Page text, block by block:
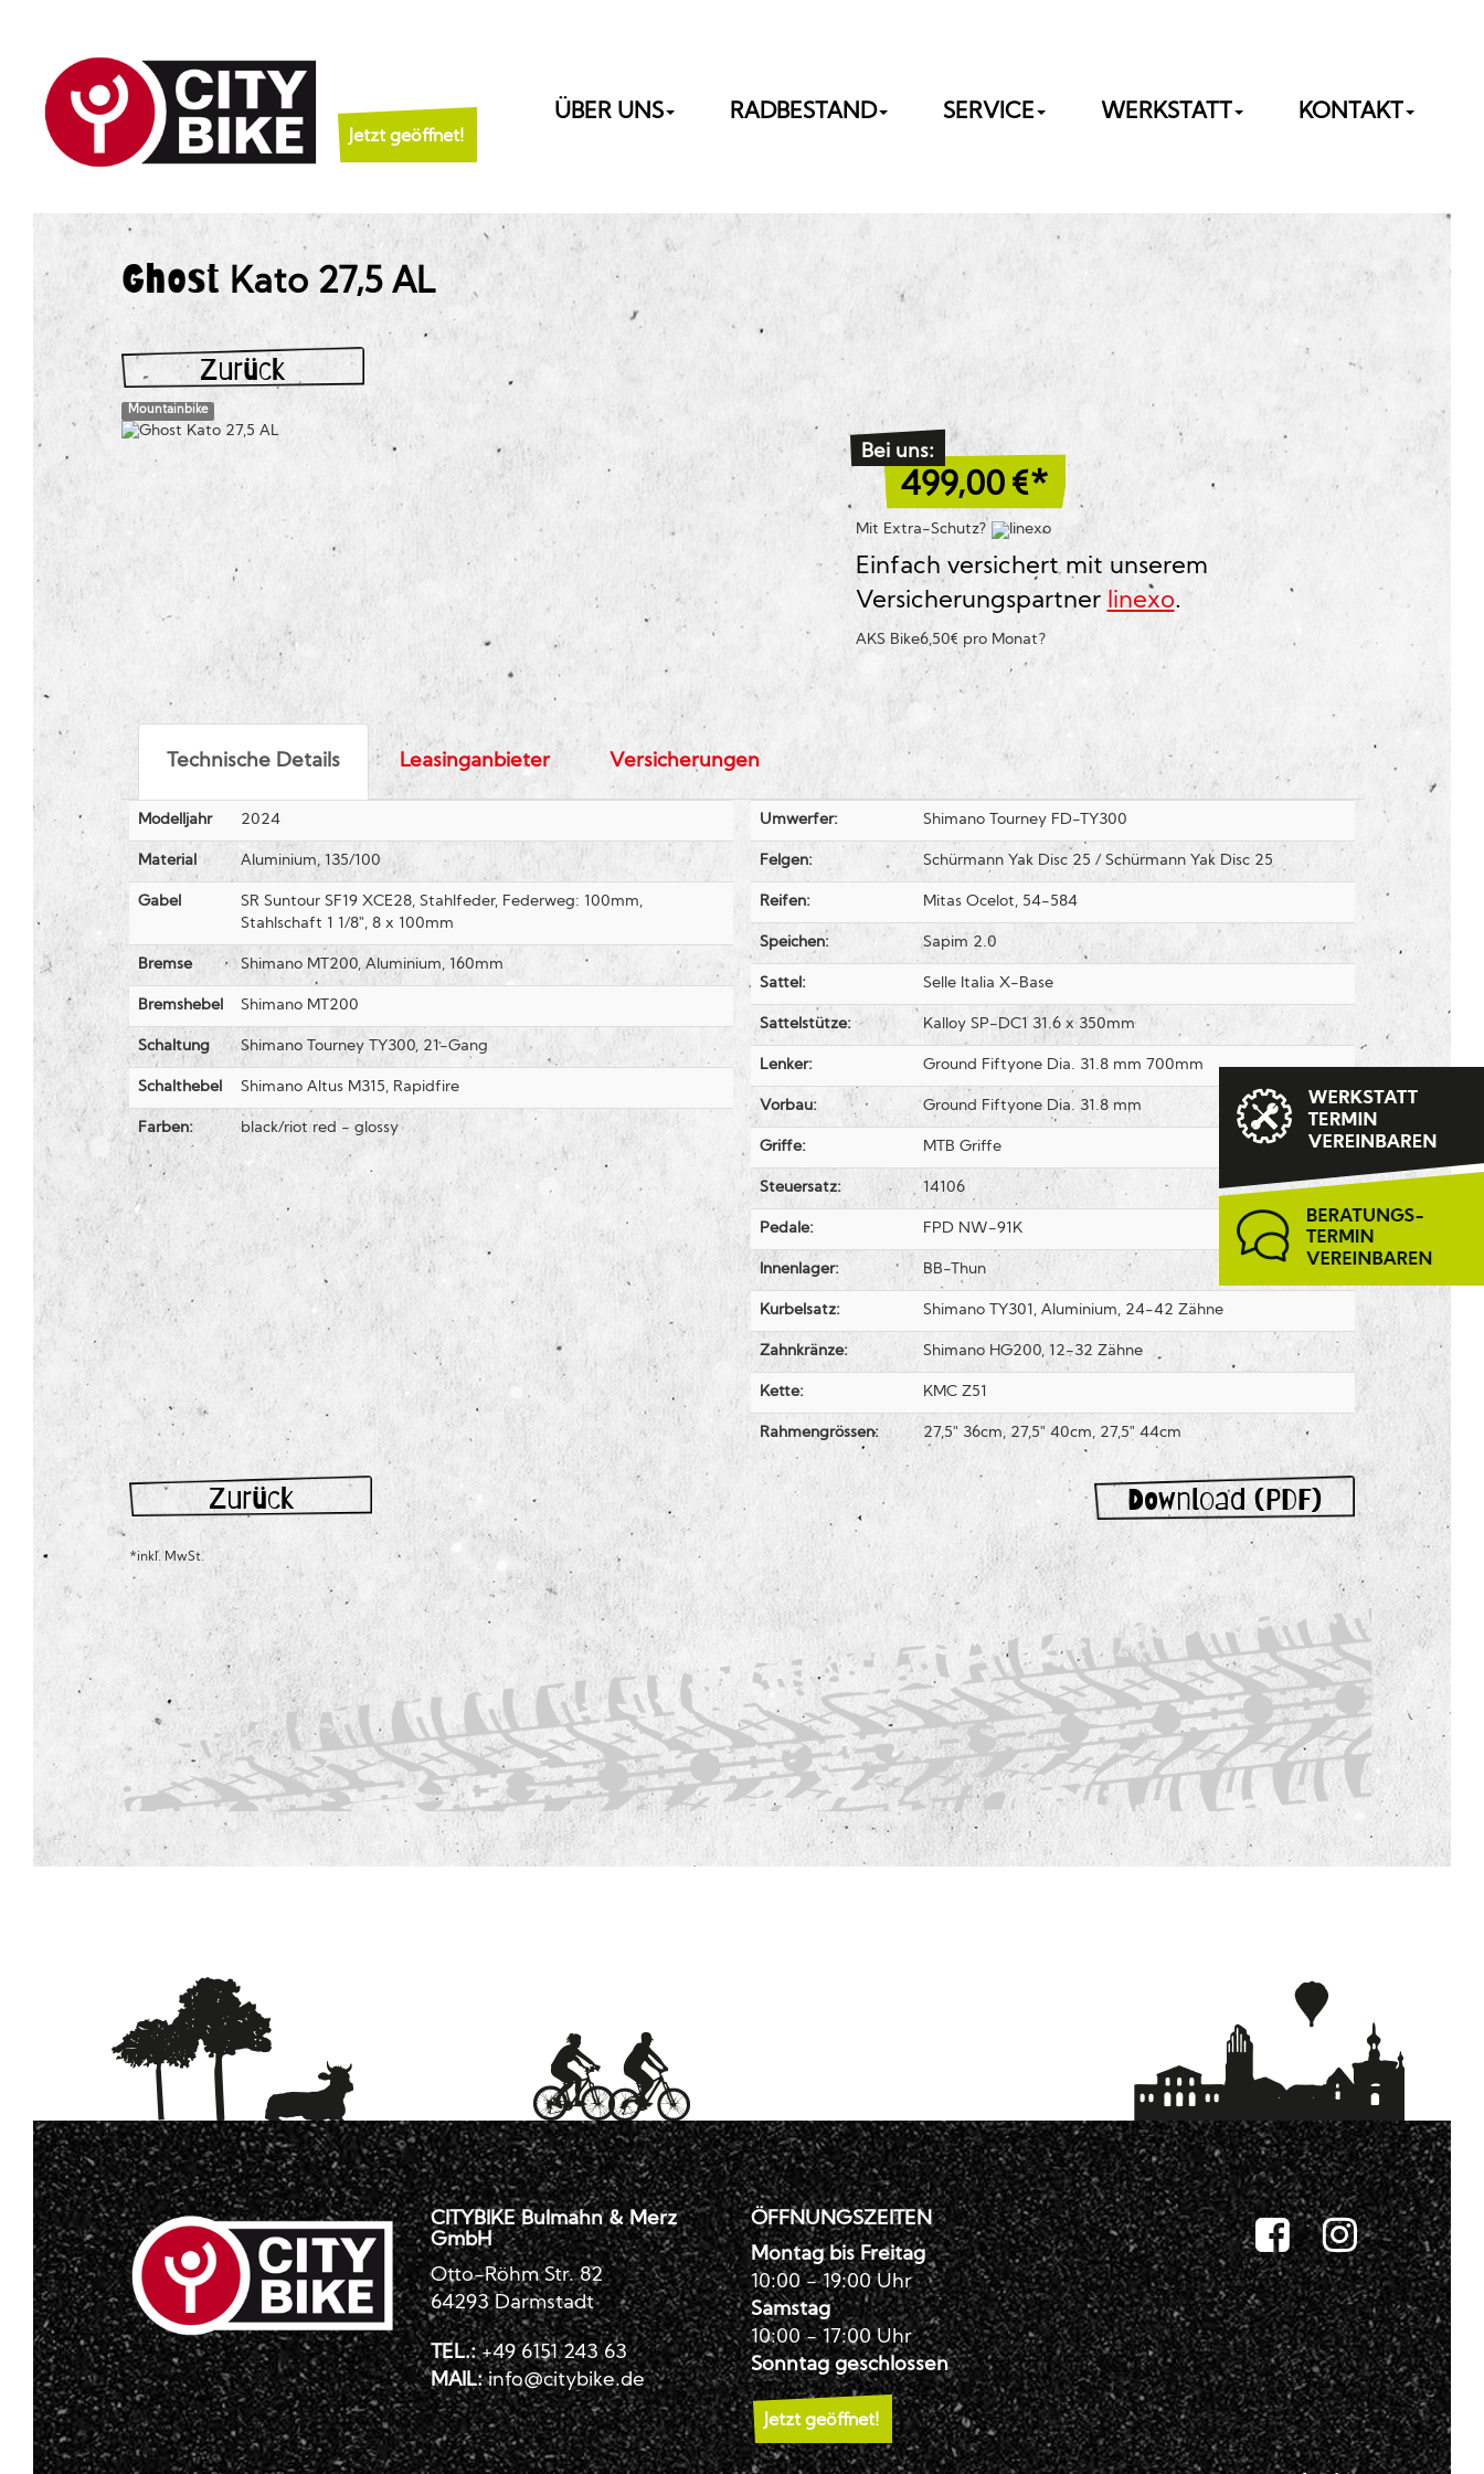
Jetzt geöffnet!
ÜBER UNS RADBESTAND SERVICE WERKSTATT KONTAKT
Ghost Kato 27,5 AL
Zurück
Mountainbike
Bei uns:
499,00 €*
Mit Extra-Schutz?
Einfach versichert mit unserem
Versicherungspartner linexo.
AKS Bike6,50€ pro Monat?
Technische Details Leasinganbieter Versicherungen
Modelljahr 2024
Material Aluminium, 135/100
Gabel
SR Suntour SF19 XCE28, Stahlfeder, Federweg: 100mm,
Stahlschaft 1 1/8", 8 x 100mm
Bremse Shimano MT200, Aluminium, 160mm
Bremshebel Shimano MT200
Schaltung Shimano Tourney TY300, 21-Gang
Schalthebel Shimano Altus M315, Rapidfire
Farben: black/riot red - glossy
Umwerfer: Shimano Tourney FD-TY300
Felgen: Schürmann Yak Disc 25 / Schürmann Yak Disc 25
Reifen: Mitas Ocelot, 54-584
Speichen: Sapim 2.0
Sattel: Selle Italia X-Base
Sattelstütze: Kalloy SP-DC1 31.6 x 350mm
Lenker: Ground Fiftyone Dia. 31.8 mm 700mm
Vorbau: Ground Fiftyone Dia. 31.8 mm
Griffe: MTB Griffe
Steuersatz: 14106
Pedale: FPD NW-91K
Innenlager: BB-Thun
Kurbelsatz: Shimano TY301, Aluminium, 24-42 Zähne
Zahnkränze: Shimano HG200, 12-32 Zähne
Kette: KMC Z51
Rahmengrössen: 27,5" 36cm, 27,5" 40cm, 27,5" 44cm
Zurück Download (PDF)
*inkl. MwSt.
CITYBIKE Bulmahn & Merz
GmbH
Otto-Röhm Str. 82
64293 Darmstadt
TEL.:+49 6151 243 63
MAIL: info@citybike.de
ÖFFNUNGSZEITEN
Montag bis Freitag
10:00 - 19:00 Uhr
Samstag
10:00 - 17:00 Uhr
Sonntag geschlossen
Jetzt geöffnet!